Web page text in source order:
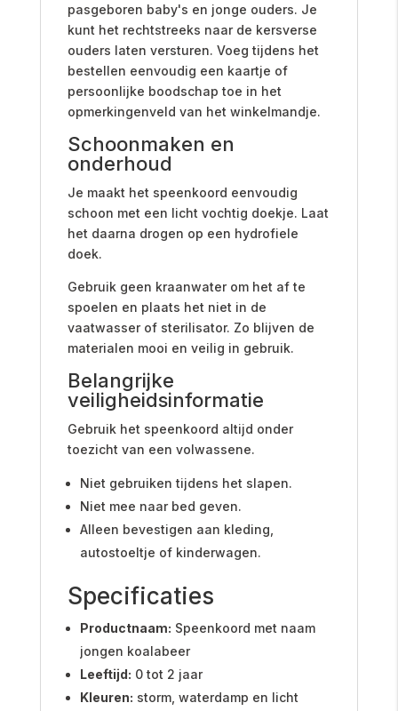
pasgeboren baby's en jonge ouders. Je
kunt het rechtstreeks naar de kersverse
ouders laten versturen. Voeg tijdens het
bestellen eenvoudig een kaartje of
persoonlijke boodschap toe in het
opmerkingenveld van het winkelmandje.
Schoonmaken en
onderhoud
Je maakt het speenkoord eenvoudig
schoon met een licht vochtig doekje. Laat
het daarna drogen op een hydrofiele
doek.
Gebruik geen kraanwater om het af te
spoelen en plaats het niet in de
vaatwasser of sterilisator. Zo blijven de
materialen mooi en veilig in gebruik.
Belangrijke
veiligheidsinformatie
Gebruik het speenkoord altijd onder
toezicht van een volwassene.
Niet gebruiken tijdens het slapen.
Niet mee naar bed geven.
Alleen bevestigen aan kleding,
autostoeltje of kinderwagen.
Specificaties
Productnaam: Speenkoord met naam
jongen koalabeer
Leeftijd: 0 tot 2 jaar
Kleuren: storm, waterdamp en licht